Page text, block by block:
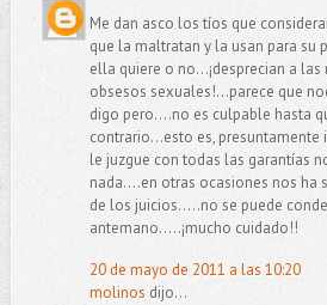
Me dan asco los tíos que
que la maltratan y la usan para su
ella quiere o no...¡desprecian a
obsesos sexuales!...parece que
digo pero....no es culpable hasta
contrario...esto es, presuntamente
le juzgue con todas las garantías
nada....en otras ocasiones nos ha
de los juicios.....no se puede
antemano.....¡mucho cuidado!!
20 de mayo de 2011 a las 10:20
molinos dijo...